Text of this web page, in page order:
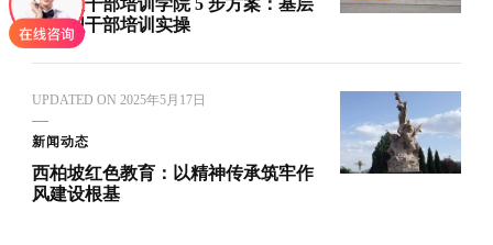
西柏坡干部培训学院 5 步方案：基层
党组织干部培训实操
UPDATED ON 2025年5月17日
新闻动态
西柏坡红色教育：以精神传承筑牢作
风建设根基